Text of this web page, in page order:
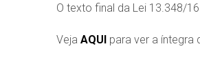
O texto final da Lei 13.348/
Veja AQUI para ver a íntegra